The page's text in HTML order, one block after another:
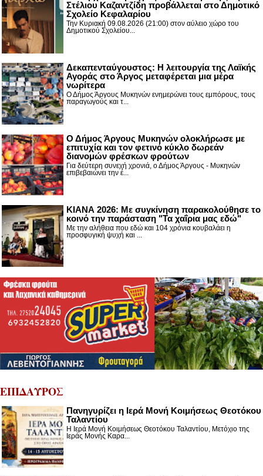
Στέλιου Καζαντζίδη προβάλλεται στο Δημοτικό
Σχολείο Κεφαλαρίου
Την Κυριακή 09.08.2026 (21:00) στον αύλειο χώρο του
Δημοτικού Σχολείου...
Δεκαπενταύγουστος: H λειτουργία της Λαϊκής
Αγοράς στο Άργος μεταφέρεται μια μέρα
νωρίτερα
Ο Δήμος Άργους Μυκηνών ενημερώνει τους εμπόρους, τους
παραγωγούς και τ...
Ο Δήμος Άργους Μυκηνών ολοκλήρωσε με
επιτυχία και τον φετινό κύκλο δωρεάν
διανομών φρέσκων φρούτων
Για δεύτερη συνεχή χρονιά, ο Δήμος Άργους - Μυκηνών
επιβεβαιώνει την έ...
ΚΙΑΝΑ 2026: Με συγκίνηση παρακολούθησε το
κοινό την παράσταση "Τα χαΐρια μας εδώ"
Με την αλήθεια που εδώ και 104 χρόνια κουβαλάει η
προσφυγική ψυχή και ...
ΕΠΙΔΑΥΡΟΣ
Πανηγυρίζει η Ιερά Μονή Κοιμήσεως Θεοτόκου
Ταλαντίου
Η Ιερά Μονή Κοιμήσεως Θεοτόκου Ταλαντίου, Μετόχιο της
Ιεράς Μονής Καρα...